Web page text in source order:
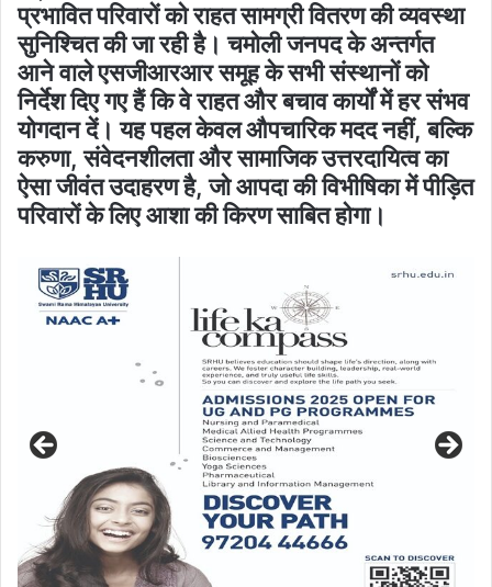
प्रभावित परिवारों को राहत सामग्री वितरण की व्यवस्था
सुनिश्चित की जा रही है। चमोली जनपद के अन्तर्गत
आने वाले एसजीआरआर समूह के सभी संस्थानों को
निर्देश दिए गए हैं कि वे राहत और बचाव कार्यों में हर संभव
योगदान दें। यह पहल केवल औपचारिक मदद नहीं, बल्कि
करुणा, संवेदनशीलता और सामाजिक उत्तरदायित्व का
ऐसा जीवंत उदाहरण है, जो आपदा की विभीषिका में पीड़ित
परिवारों के लिए आशा की किरण साबित होगा।